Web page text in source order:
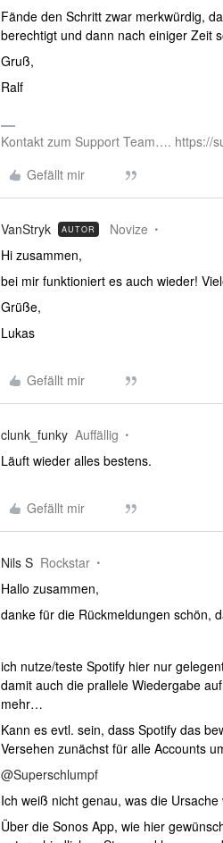
Fände den Schritt zwar merkwürdig,
berechtigt und dann nach einiger Zeit
Gruß,
Ralf
Kontakt zum Support Team…. https://
Gefällt mir
VanStryk AUTOR Novize
Hi zusammen,
bei mir funktioniert es auch wieder!
Grüße,
Lukas
Gefällt mir
clunk_funky Auffällig
Läuft wieder alles bestens.
Gefällt mir
Nils S Rockstar
Hallo zusammen,
danke für die Rückmeldungen schön,
ich nutze/teste Spotify hier nur
damit auch die prallele Wiedergabe
mehr…
Kann es evtl. sein, dass Spotify das
Versehen zunächst für alle Accounts
@Superschlumpf
Ich weiß nicht genau, was die Ursache
Über die Sonos App, wie hier